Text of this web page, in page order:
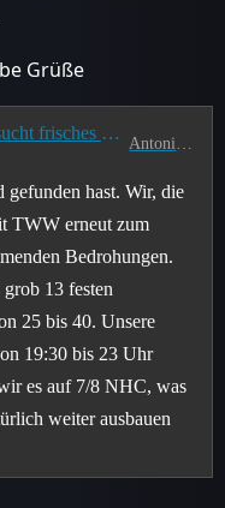
Grüße
[A/H] Strawberry Skillshake sucht frisches Obst
gefunden hast. Wir, die
TWW erneut zum
Bedrohungen.
13 festen
25 bis 40. Unsere
19:30 bis 23 Uhr
es auf 7/8 NHC, was
weiter ausbauen